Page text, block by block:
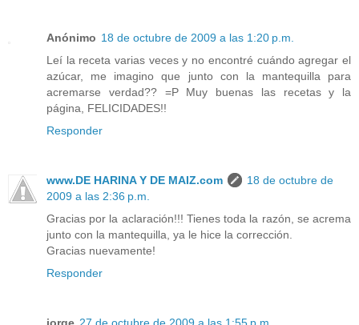
Anónimo 18 de octubre de 2009 a las 1:20 p.m.
Leí la receta varias veces y no encontré cuándo agregar el
azúcar, me imagino que junto con la mantequilla para
acremarse verdad?? =P Muy buenas las recetas y la
página, FELICIDADES!!
Responder
www.DE HARINA Y DE MAIZ.com
18 de octubre de
2009 a las 2:36 p.m.
Gracias por la aclaración!!! Tienes toda la razón, se acrema
junto con la mantequilla, ya le hice la corrección.
Gracias nuevamente!
Responder